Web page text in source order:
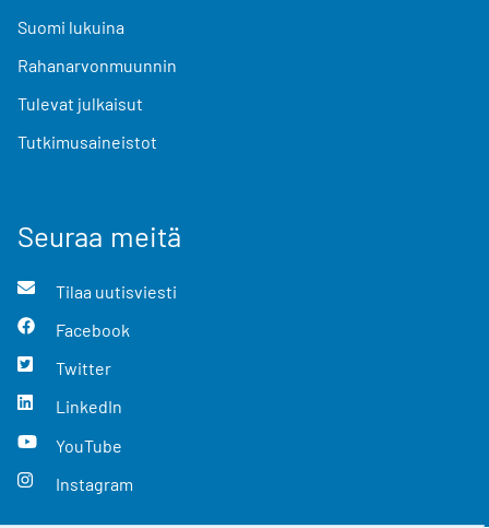
Suomi lukuina
Rahanarvonmuunnin
Tulevat julkaisut
Tutkimusaineistot
Seuraa meitä
Tilaa uutisviesti
Facebook
Twitter
LinkedIn
YouTube
Instagram